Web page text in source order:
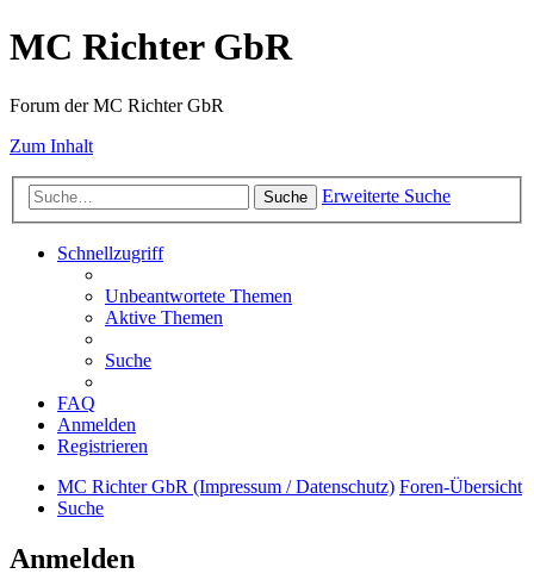
MC Richter GbR
Forum der MC Richter GbR
Zum Inhalt
Suche Erweiterte Suche
Schnellzugriff
Unbeantwortete Themen
Aktive Themen
Suche
FAQ
Anmelden
Registrieren
MC Richter GbR (Impressum / Datenschutz) Foren-Übersicht
Suche
Anmelden